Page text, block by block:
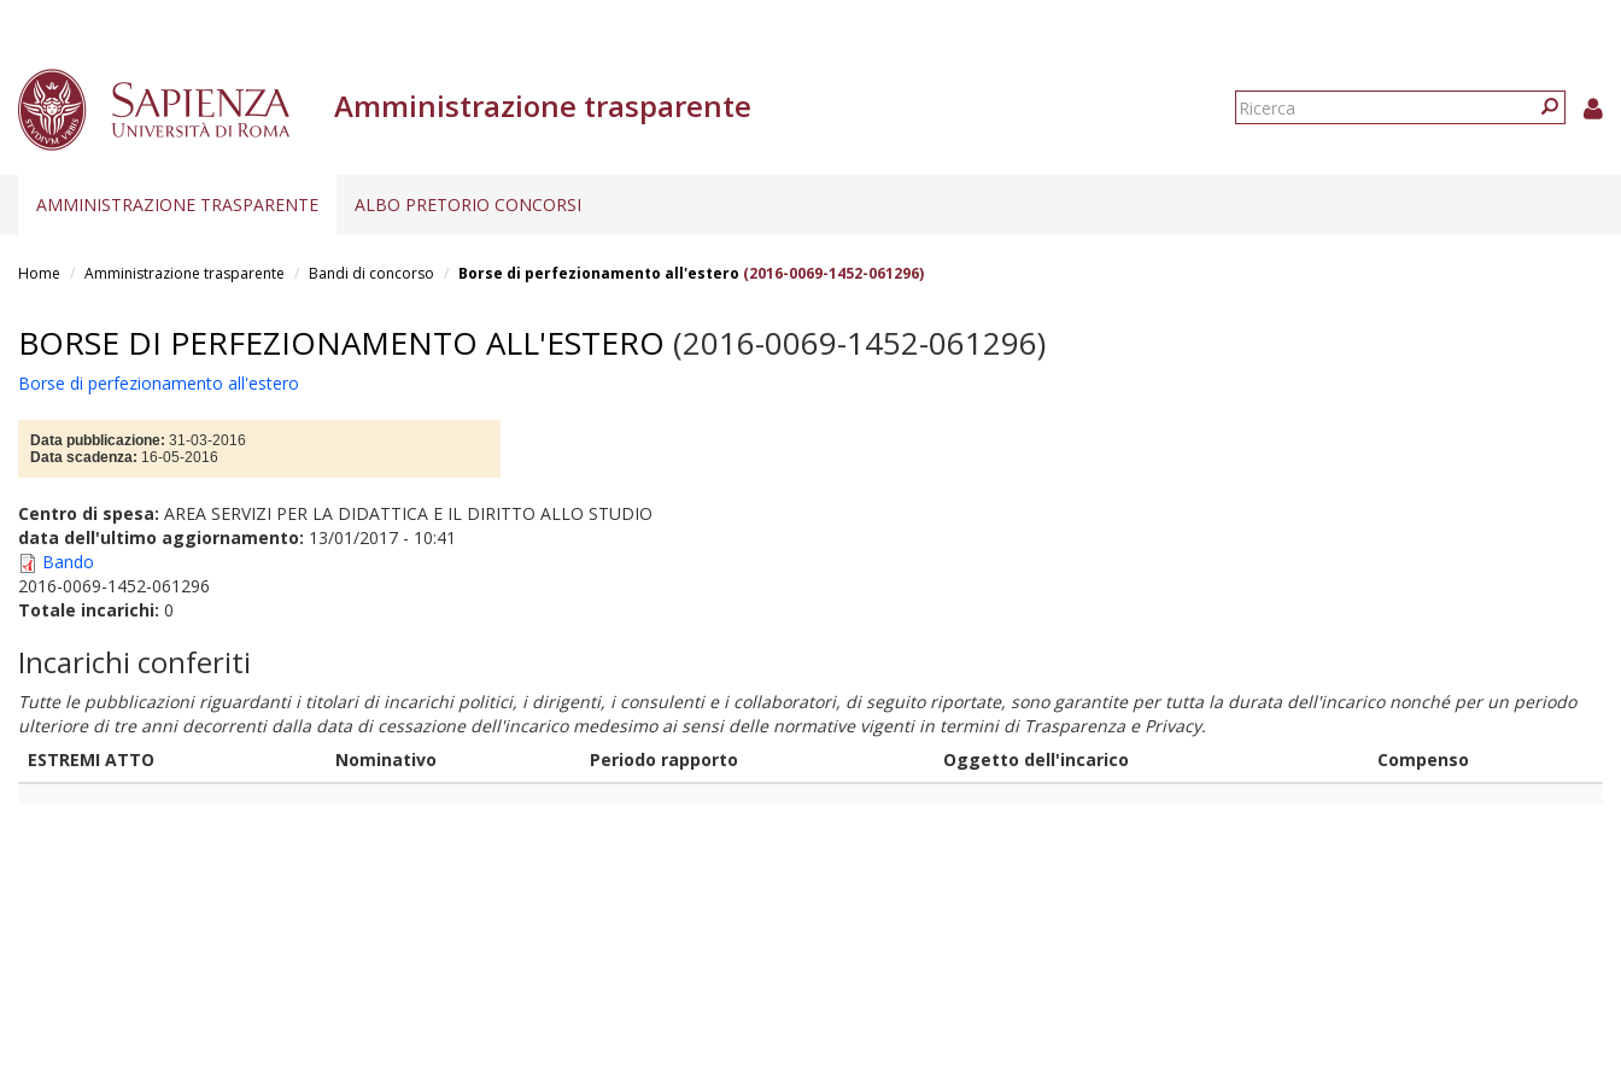
Amministrazione trasparente
Form
AMMINISTRAZIONE TRASPARENTE ALBO PRETORIO CONCORSI
Home Amministrazione trasparente Bandi di concorso Borse di perfezionamento all'estero (2016-0069-1452-061296)
BORSE DI PERFEZIONAMENTO ALL'ESTERO (2016-0069-1452-061296)
Borse di perfezionamento all'estero
Data pubblicazione: 31-03-2016
Data scadenza: 16-05-2016
Centro di spesa: AREA SERVIZI PER LA DIDATTICA E IL DIRITTO ALLO STUDIO
data dell'ultimo aggiornamento: 13/01/2017 - 10:41
Bando
2016-0069-1452-061296
Totale incarichi: 0
Incarichi conferiti
Tutte le pubblicazioni riguardanti i titolari di incarichi politici, i dirigenti, i consulenti e i collaboratori, di seguito riportate, sono garantite per tutta la durata dell'incarico nonché per un periodo
ulteriore di tre anni decorrenti dalla data di cessazione dell'incarico medesimo ai sensi delle normative vigenti in termini di Trasparenza e Privacy.
ESTREMI ATTO
Nominativo Periodo rapporto Oggetto dell'incarico Compenso